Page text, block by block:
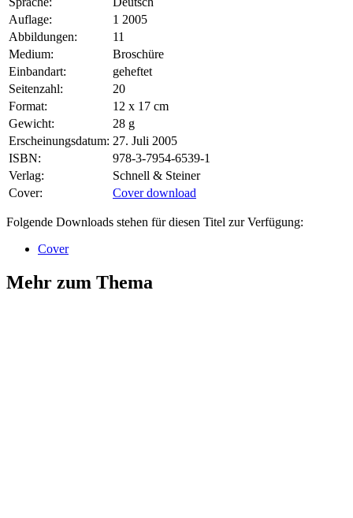
Auflage:
1 2005
Abbildungen:
11
Medium:
Broschüre
Einbandart:
geheftet
Seitenzahl:
20
Format:
12 x 17 cm
Gewicht:
28 g
Erscheinungsdatum: 27. Juli 2005
ISBN:
978-3-7954-6539-1
Verlag:
Schnell & Steiner
Cover:
Cover download
Folgende Downloads stehen für diesen Titel zur Verfügung:
Cover
Mehr zum Thema